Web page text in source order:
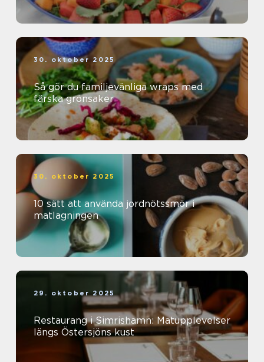
30. oktober 2025
Så gör du familjevänliga wraps med
färska grönsaker
30. oktober 2025
10 sätt att använda jordnötssmör i
matlagningen
29. oktober 2025
Restaurang i Simrishamn: Matupplevelser
längs Östersjöns kust